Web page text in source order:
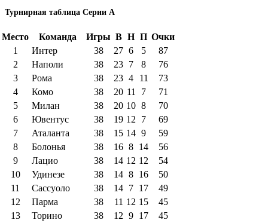
Турнирная таблица Серии А
Место Команда Игры В Н П Очки
1
Интер 38 27 6 5
87
2
Наполи 38 23 7 8
76
3
Рома 38 23 4 11
73
4
Комо 38 20 11 7
71
5
Милан 38 20 10 8
70
6
Ювентус 38 19 12 7
69
7
Аталанта 38 15 14 9
59
8
Болонья 38 16 8 14
56
9
Лацио 38 14 12 12
54
10
Удинезе 38 14 8 16
50
11
Сассуоло 38 14 7 17
49
12
Парма 38 11 12 15
45
13
Торино 38 12 9 17
45